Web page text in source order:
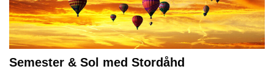
Semester & Sol med Stordåhd